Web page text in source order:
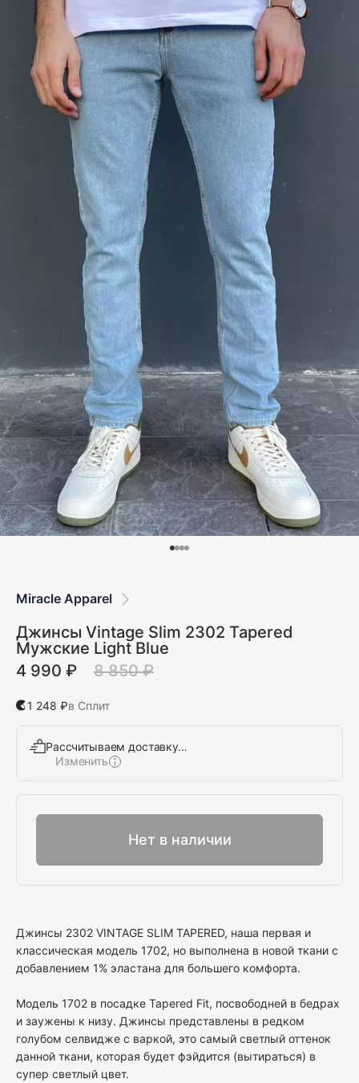
Miracle Apparel
Джинсы Vintage Slim 2302 Tapered
Мужские Light Blue
4 990 ₽
8 850 ₽
1 248 ₽в Сплит
Рассчитываем доставку…
Изменить
Нет в наличии
Джинсы 2302 VINTAGE SLIM TAPERED, наша первая и
классическая модель 1702, но выполнена в новой ткани с
добавлением 1% эластана для большего комфорта.
Модель 1702 в посадке Tapered Fit, посвободней в бедрах
и заужены к низу. Джинсы представлены в редком
голубом селвидже с варкой, это самый светлый оттенок
данной ткани, которая будет фэйдится (вытираться) в
супер светлый цвет.